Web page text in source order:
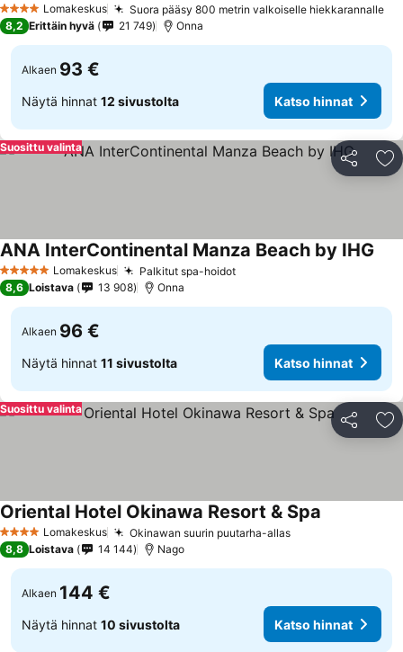
4 TähtiluokitusLomakeskus Suora pääsy 800 metrin valkoiselle hiekkarannalle
8,2 Erittäin hyvä 21 749 Onna
Alkaen 93 €
Näytä hinnat 12 sivustolta Katso hinnat
Jaa
Suosittu valinta
5 TähtiluokitusLomakeskus Palkitut spa-hoidotKatso hinnat
ANA InterContinental Manza Beach by IHG
8,6 Loistava 13 908 Onna
Alkaen 96 €
Näytä hinnat 11 sivustolta Katso hinnat
Jaa
Suosittu valinta
4 TähtiluokitusLomakeskus Okinawan suurin puutarha-allasKatso hinnat
Oriental Hotel Okinawa Resort & Spa
8,8 Loistava 14 144 Nago
Alkaen 144 €
Näytä hinnat 10 sivustolta Katso hinnat